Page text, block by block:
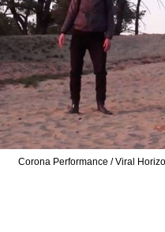
Corona Performance / Viral